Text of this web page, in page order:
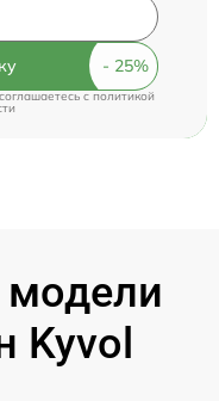
cполитикой